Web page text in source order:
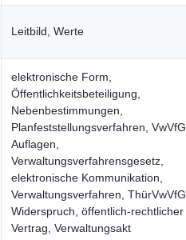
Leitbild, Werte
elektronische Form,
Öffentlichkeitsbeteiligung,
Nebenbestimmungen,
Planfeststellungsverfahren, VwVfG,
Auflagen,
Verwaltungsverfahrensgesetz,
elektronische Kommunikation,
Verwaltungsverfahren, ThürVwVfG,
Widerspruch, öffentlich-rechtlicher
Vertrag, Verwaltungsakt